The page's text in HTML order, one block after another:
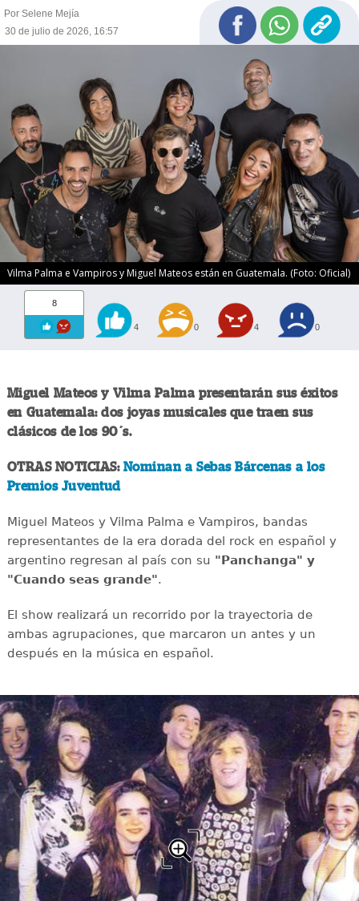
Por Selene Mejía
30 de julio de 2026, 16:57
Vilma Palma e Vampiros y Miguel Mateos están en Guatemala. (Foto: Oficial)
8
4 0 4 0
Miguel Mateos y Vilma Palma presentarán sus éxitos
en Guatemala: dos joyas musicales que traen sus
clásicos de los 90´s.
OTRAS NOTICIAS: Nominan a Sebas Bárcenas a los
Premios Juventud
Miguel Mateos y Vilma Palma e Vampiros, bandas
representantes de la era dorada del rock en español y
argentino regresan al país con su "Panchanga" y
"Cuando seas grande".
El show realizará un recorrido por la trayectoria de
ambas agrupaciones, que marcaron un antes y un
después en la música en español.